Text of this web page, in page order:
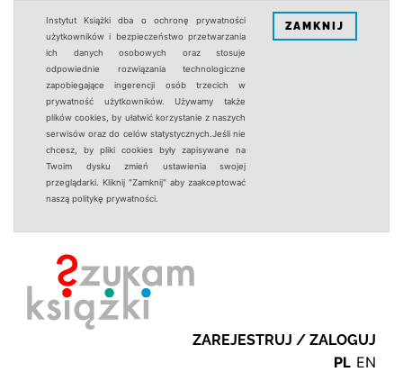
Instytut Książki dba o ochronę prywatności
użytkowników i bezpieczeństwo przetwarzania
ich danych osobowych oraz stosuje
odpowiednie rozwiązania technologiczne
zapobiegające ingerencji osób trzecich w
prywatność użytkowników. Używamy także
plików cookies, by ułatwić korzystanie z naszych
serwisów oraz do celów statystycznych.Jeśli nie
chcesz, by pliki cookies były zapisywane na
Twoim dysku zmień ustawienia swojej
przeglądarki. Kliknij "Zamknij" aby zaakceptować
naszą politykę prywatności.
ZAMKNIJ
ZAREJESTRUJ / ZALOGUJ
PL EN